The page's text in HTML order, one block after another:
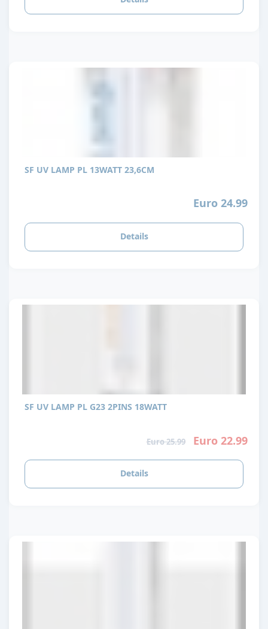
SF UV LAMP PL 13WATT 23,6CM
Euro 24.99
Details
SF UV LAMP PL G23 2PINS 18WATT
Euro 25.99 Euro 22.99
Details